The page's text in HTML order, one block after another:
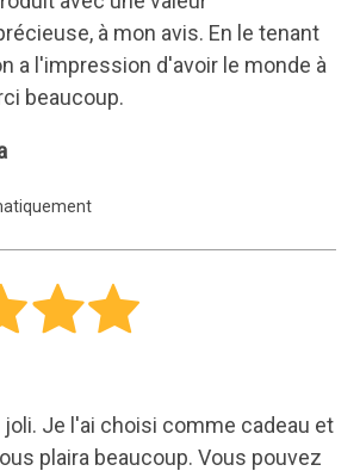
à mon avis. En le tenant
a l'impression d'avoir le monde à
beaucoup.
Je l'ai choisi comme cadeau et
plaira beaucoup. Vous pouvez